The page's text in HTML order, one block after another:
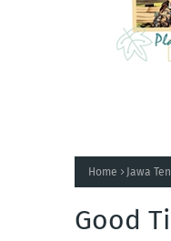
Home Jawa
Good